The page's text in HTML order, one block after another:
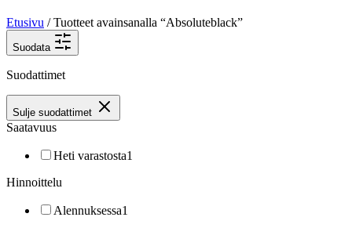
Etusivu / Tuotteet avainsanalla “Absoluteblack”
Suodata
Suodattimet
Sulje suodattimet
Saatavuus
Heti varastosta1
Hinnoittelu
Alennuksessa1